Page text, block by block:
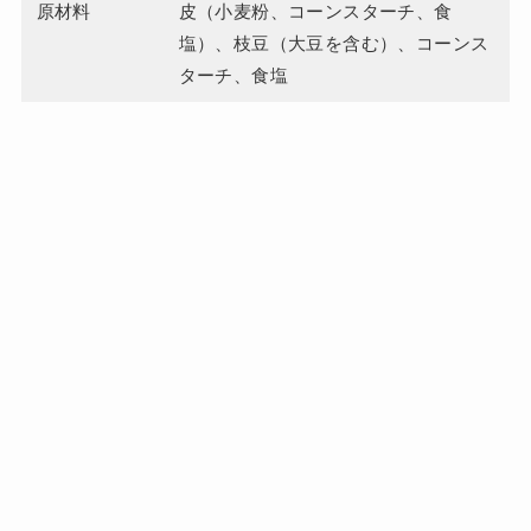
原材料
皮（小麦粉、コーンスターチ、食
塩）、枝豆（大豆を含む）、コーンス
ターチ、食塩